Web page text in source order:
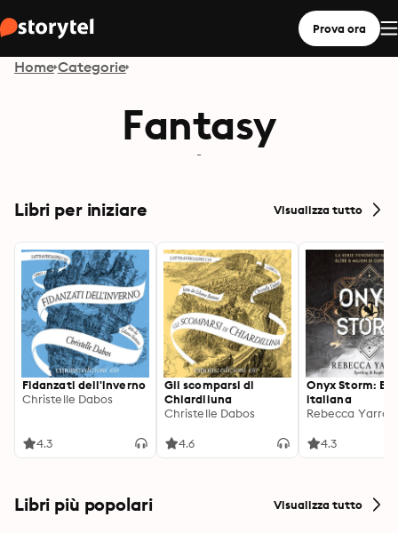
Prova ora
Home Categorie
Fantasy
-
Libri per iniziare Visualizza tutto
Fidanzati dell'inverno
Christelle Dabos
4.3
Gli scomparsi di
Chiardiluna
Christelle Dabos
4.6
Onyx Storm:
italiana
Rebecca Yarros
4.3
Libri più popolari Visualizza tutto